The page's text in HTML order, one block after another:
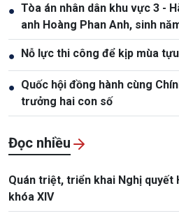
● Tòa án nhân dân khu vực 3 -
anh Hoàng Phan Anh, sinh
● Nỗ lực thi công để kịp mùa
● Quốc hội đồng hành cùng
trưởng hai con số
Đọc nhiều
Quán triệt, triển khai Nghị quyết
khóa XIV